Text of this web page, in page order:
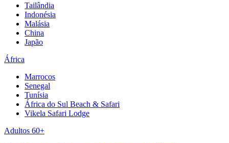
Tailândia
Indonésia
Malásia
China
Japão
África
Marrocos
Senegal
Tunísia
África do Sul Beach & Safari
Vikela Safari Lodge
Adultos 60+